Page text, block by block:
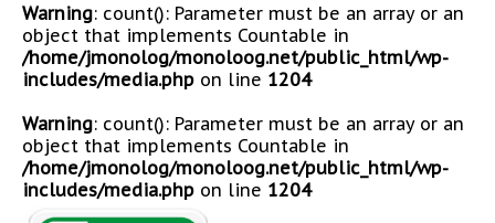
Warning: count(): Parameter must be an array or an
object that implements Countable in
/home/jmonolog/monoloog.net/public_html/wp-
includes/media.php on line 1204
Warning: count(): Parameter must be an array or an
object that implements Countable in
/home/jmonolog/monoloog.net/public_html/wp-
includes/media.php on line 1204